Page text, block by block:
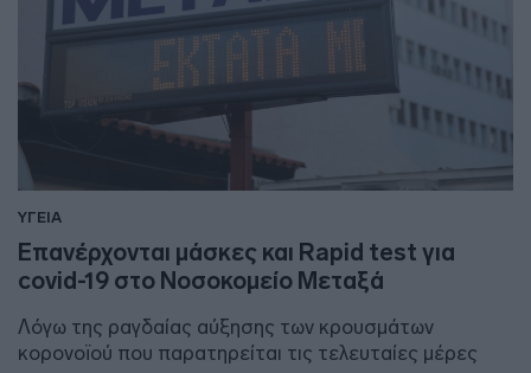
ΥΓΕΙΑ
Επανέρχονται μάσκες και Rapid test για
covid-19 στο Νοσοκομείο Μεταξά
Λόγω της ραγδαίας αύξησης των κρουσμάτων
κορονοϊού που παρατηρείται τις τελευταίες μέρες